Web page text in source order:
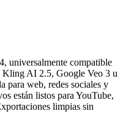
universalmente compatible
Kling AI 2.5, Google Veo 3 u
para web, redes sociales y
están listos para YouTube,
limpias sin